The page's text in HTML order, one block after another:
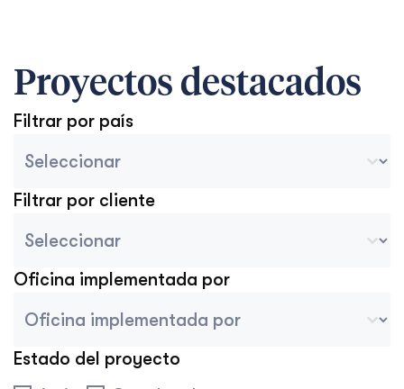
Proyectos destacados
Filtrar por país
Filtrar por cliente
Oficina implementada por
Estado del proyecto
Estado del proyecto